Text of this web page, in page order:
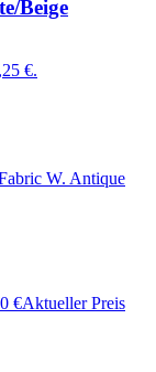
Beige
€.
€Aktueller Preis